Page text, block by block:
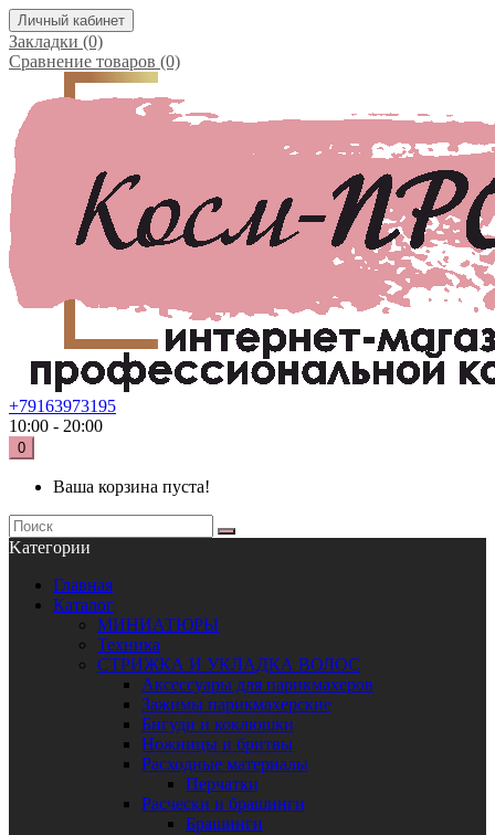
Личный кабинет
Закладки (0)
Сравнение товаров (0)
+79163973195
10:00 - 20:00
0
Ваша корзина пуста!
Kатегории
Главная
Каталог
МИНИАТЮРЫ
Техника
СТРИЖКА И УКЛАДКА ВОЛОС
Аксессуары для парикмахеров
Зажимы парикмахерские
Бигуди и коклюшки
Ножницы и бритвы
Расходные материалы
Перчатки
Расчески и брашинги
Брашинги